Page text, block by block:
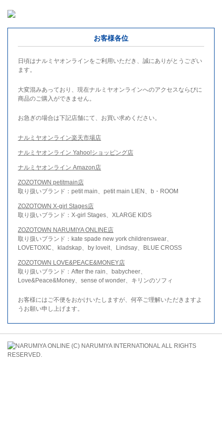
お客様各位
日頃はナルミヤオンラインをご利用いただき、誠にありがとうござい
ます。
大変混みあっており、現在ナルミヤオンラインへのアクセスならびに
商品のご購入ができません。
お急ぎの場合は下記店舗にて、お買い求めください。
ナルミヤオンライン楽天市場店
ナルミヤオンライン Yahoo!ショッピング店
ナルミヤオンライン Amazon店
ZOZOTOWN petitmain店
取り扱いブランド：petit main、petit main LIEN、b・ROOM
ZOZOTOWN X-girl Stages店
取り扱いブランド：X-girl Stages、XLARGE KIDS
ZOZOTOWN NARUMIYA ONLINE店
取り扱いブランド：kate spade new york childrenswear、
LOVETOXIC、kladskap、by loveit、Lindsay、BLUE CROSS
ZOZOTOWN LOVE&PEACE&MONEY店
取り扱いブランド：After the rain、babycheer、
Love&Peace&Money、sense of wonder、キリンのソフィ
お客様にはご不便をおかけいたしますが、何卒ご理解いただきますよ
うお願い申し上げます。